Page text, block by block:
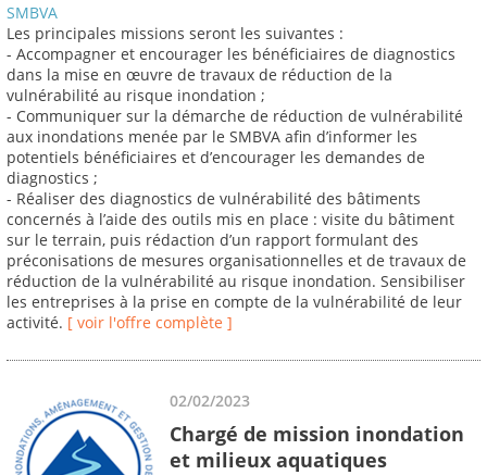
SMBVA
Les principales missions seront les suivantes :
- Accompagner et encourager les bénéficiaires de diagnostics
dans la mise en œuvre de travaux de réduction de la
vulnérabilité au risque inondation ;
- Communiquer sur la démarche de réduction de vulnérabilité
aux inondations menée par le SMBVA afin d’informer les
potentiels bénéficiaires et d’encourager les demandes de
diagnostics ;
- Réaliser des diagnostics de vulnérabilité des bâtiments
concernés à l’aide des outils mis en place : visite du bâtiment
sur le terrain, puis rédaction d’un rapport formulant des
préconisations de mesures organisationnelles et de travaux de
réduction de la vulnérabilité au risque inondation. Sensibiliser
les entreprises à la prise en compte de la vulnérabilité de leur
activité. [ voir l'offre complète ]
02/02/2023
Chargé de mission inondation
et milieux aquatiques